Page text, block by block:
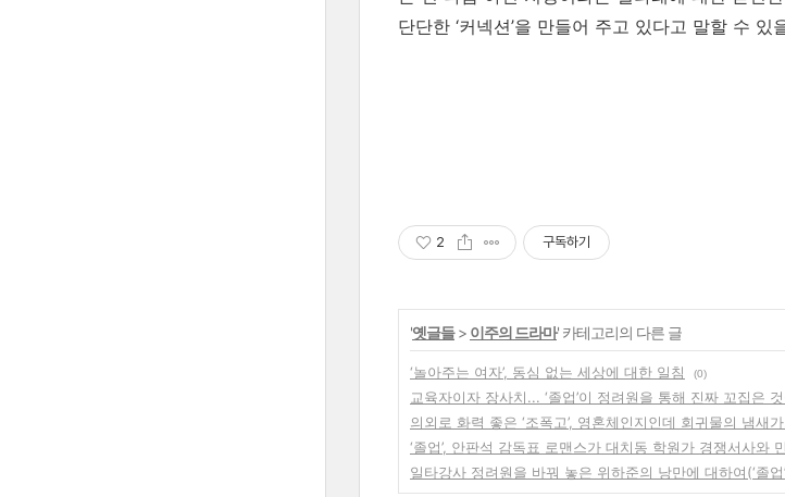
단단한 ‘커넥션’을 만들어 주고 있다고 말할 수 있
2 구독하기
'옛글들> 이주의 드라마' 카테고리의 다른 글
‘놀아주는 여자’, 동심 없는 세상에 대한 일침 (0)
교육자이자 장사치... ‘졸업’이 정려원을 통해 진짜 꼬집은
의외로 화력 좋은 ‘조폭고’, 영혼체인지인데 회귀물의 냄새
‘졸업’, 안판석 감독표 로맨스가 대치동 학원가 경쟁서사와
일타강사 정려원을 바꿔 놓은 위하준의 낭만에 대하여(‘졸업